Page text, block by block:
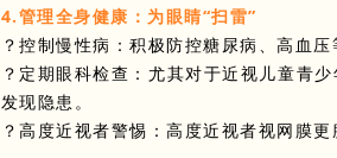
4.管理全身健康：为眼睛“扫雷”
？控制慢性病：积极防控糖尿病、高血
？定期眼科检查：尤其对于近视儿童青
发现隐患。
？高度近视者警惕：高度近视者视网膜